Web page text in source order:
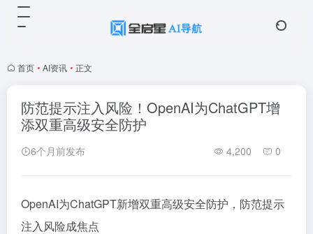
首页 • AI资讯 • 正文
防范提示注入风险！OpenAI为ChatGPT增
添双重高级安全防护
6个月前发布 4,200 0
OpenAI为ChatGPT新增双重高级安全防护，防范提示
注入风险成焦点